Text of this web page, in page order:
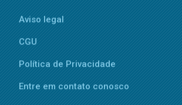
Aviso legal
CGU
Política de Privacidade
Entre em contato conosco